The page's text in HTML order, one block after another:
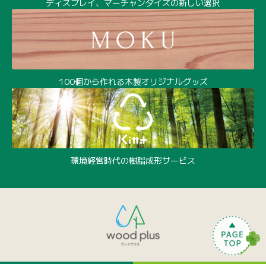
環境経営時代の樹脂成形サービス